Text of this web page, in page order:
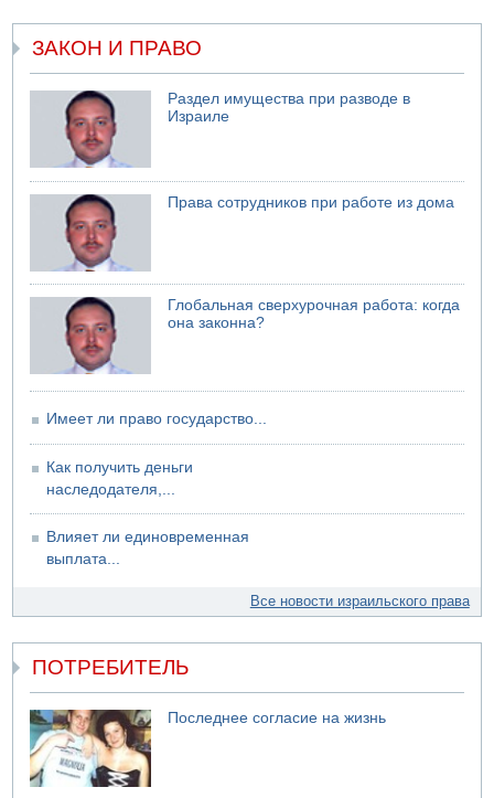
05.08.2026 06:41
Еще один меморандум для Ирана
ЗАКОН И ПРАВО
Раздел имущества при разводе в
Израиле
Права сотрудников при работе из дома
Глобальная сверхурочная работа: когда
она законна?
Имеет ли право государство...
Как получить деньги
наследодателя,...
Влияет ли единовременная
выплата...
Все новости израильского права
ПОТРЕБИТЕЛЬ
Последнее согласие на жизнь